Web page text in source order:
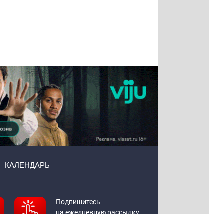
КАЛЕНДАРЬ
Подпишитесь
на ежедневную рассылку